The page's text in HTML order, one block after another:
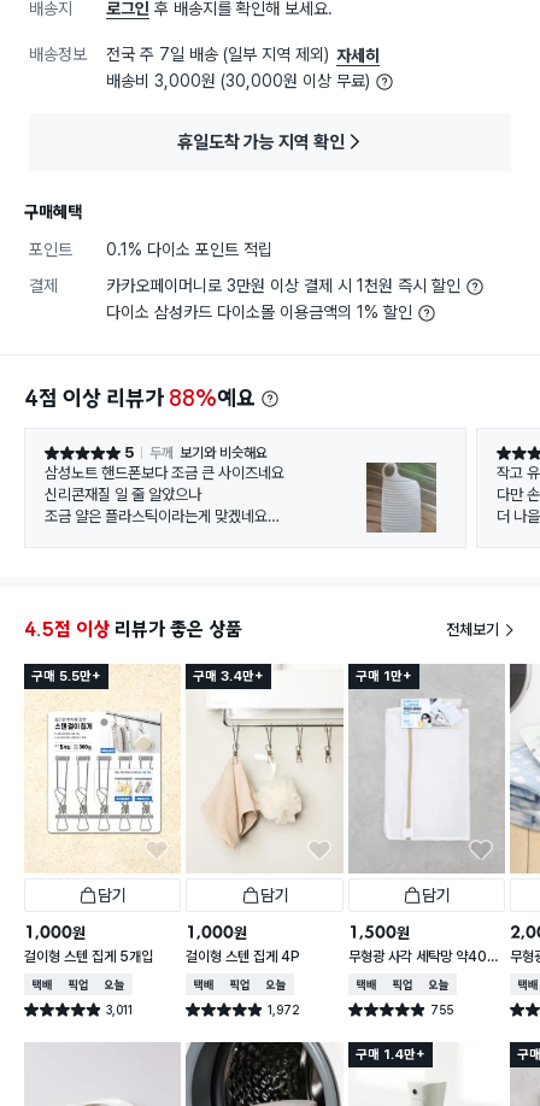
배송지 로그인 후 배송지를 확인해 보세요.
배송정보 전국 주 7일 배송 (일부 지역 제외) 자세히
배송비 3,000원 (30,000원 이상 무료)
휴일도착 가능 지역 확인
구매혜택
포인트
0.1% 다이소 포인트 적립
결제
카카오페이머니로 3만원 이상 결제 시 1천원 즉시 할인
다이소 삼성카드 다이소몰 이용금액의 1% 할인
4점 이상 리뷰가 88%예요
별점 5점 5 두께 보기와 비슷해요
삼성노트 핸드폰보다 조금 큰 사이즈네요
신리콘재질 일 줄 알았으나
조금 얄은 플라스틱이라는게 맞겠네요
별점 4
작고
다만
더 나
4.5점 이상 리뷰가 좋은 상품 전체보기
구매 5.5만+
담기
1,000원
걸이형 스텐 집게 5개입
택배배송매장픽업오늘배송
별점 4.9점 3,011
건 작성
구매 3.4만+
담기
1,000원
걸이형 스텐 집게 4P
택배배송매장픽업오늘배송
별점 4.9점 1,972
건 작성
구매 1만+
담기
1,500원
무형광 사각 세탁망 약40X
50cm
택배배송매장픽업오늘배송
별점 4.9점 755
건 작성
무형
택배
별점
구매 1.4만+ 구